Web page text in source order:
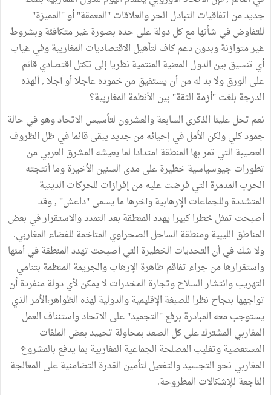
جديد من اتفاقيات التبادل الحر والعلاقات "المعمقة" أو "المميزة"
للتفاوض في شأنها مع كل دولة على حده بصورة غير متكافئة وبشروط
غير متوازنة وبدون دعم كاف لتأهيل الاقتصاديات المغاربية وفي غياب
أي تنسيق بين الدول المعنية المنتمية نظريا إلى تكتل اقتصادي قائم
على الورق ولا بد له من أن يستفيق من خموده عاجلا أو آجلا , ألهذه
الدرجة بلغت "أزمة الثقة" بين الأنظمة المغاربية؟
نعم تحل علينا الذكرى السابعة والعشرون لتأسيس الاتحاد وهو في حالة
جمود كلي ولكن الأمل في إحيائه من جديد يبقى قائما في ظل الظروف
العصيبة التي تمر بها المنطقة امتدادا لما يعيشه المشرق العربي من
تطورات جيوسياسية خطيرة على مدى السنين الأخيرة وما أنتجته
الحرب المدمرة التي فرضت عليه من إفرازات للحركات الدينية
المتشددة وللجماعات الإرهابية وآخرها ما يسمى "داعش" , وقد
أصبحت تمثل خطرا كبيرا يهدد المنطقة بعد التمدد والاستقرار في بعض
المناطق الليبية ومنطقة الساحل الصحراوي المتاخمة للفضاء المغاربي.
ولا شك في أن التحديات الخطيرة التي أصبحت تهدد المنطقة في أمنها
واستقرارها من جراء تفاقم ظاهرة الإرهاب والجريمة المنظمة بتنامي
التهريب وانتشار السلاح وتجارة المخدرات لا يمكن لأي دولة منفردة أن
تواجهها بنجاح نظرا للصبغة الإقليمية والدولية لهذه الظواهر،الأمر الذي
يستوجب معه المبادرة برفع "التجميد" على الاتحاد واستئناف العمل
المغاربي المشترك على كل الصعد بمحاولة تحييد بعض الملفات
المستعصية وتغليب المصلحة الجماعية المغاربية بما يدفع بالمشروع
المغاربي نحو التجسيد والتفعيل لتأمين القدرة التضامنية على المعالجة
الناجعة للإشكالات المطروحة.